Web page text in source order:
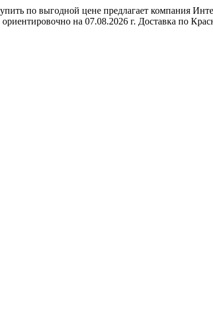
по выгодной цене предлагает компания
на 07.08.2026 г. Доставка по